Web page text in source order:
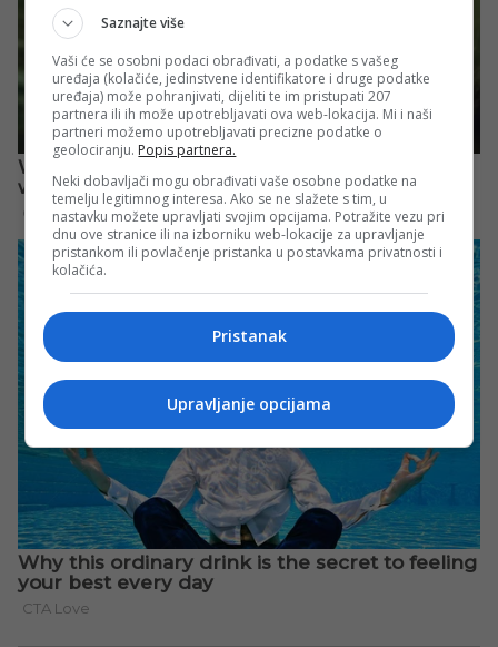
Saznajte više
Vaši će se osobni podaci obrađivati, a podatke s vašeg
uređaja (kolačiće, jedinstvene identifikatore i druge podatke
uređaja) može pohranjivati, dijeliti te im pristupati 207
partnera ili ih može upotrebljavati ova web-lokacija. Mi i naši
partneri možemo upotrebljavati precizne podatke o
geolociranju. Popis partnera.
Neki dobavljači mogu obrađivati vaše osobne podatke na
temelju legitimnog interesa. Ako se ne slažete s tim, u
nastavku možete upravljati svojim opcijama. Potražite vezu pri
dnu ove stranice ili na izborniku web-lokacije za upravljanje
pristankom ili povlačenje pristanka u postavkama privatnosti i
kolačića.
Pristanak
Upravljanje opcijama